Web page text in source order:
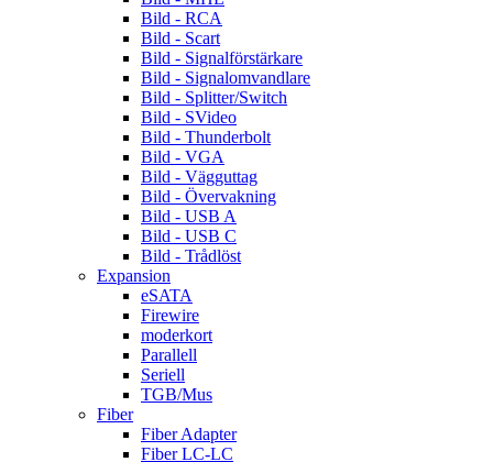
Bild - RCA
Bild - Scart
Bild - Signalförstärkare
Bild - Signalomvandlare
Bild - Splitter/Switch
Bild - SVideo
Bild - Thunderbolt
Bild - VGA
Bild - Vägguttag
Bild - Övervakning
Bild - USB A
Bild - USB C
Bild - Trådlöst
Expansion
eSATA
Firewire
moderkort
Parallell
Seriell
TGB/Mus
Fiber
Fiber Adapter
Fiber LC-LC